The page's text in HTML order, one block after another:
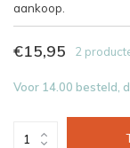
aankoop.
€15,95 2
Voor 14.00 besteld,